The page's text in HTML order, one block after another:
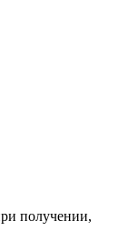
получении,